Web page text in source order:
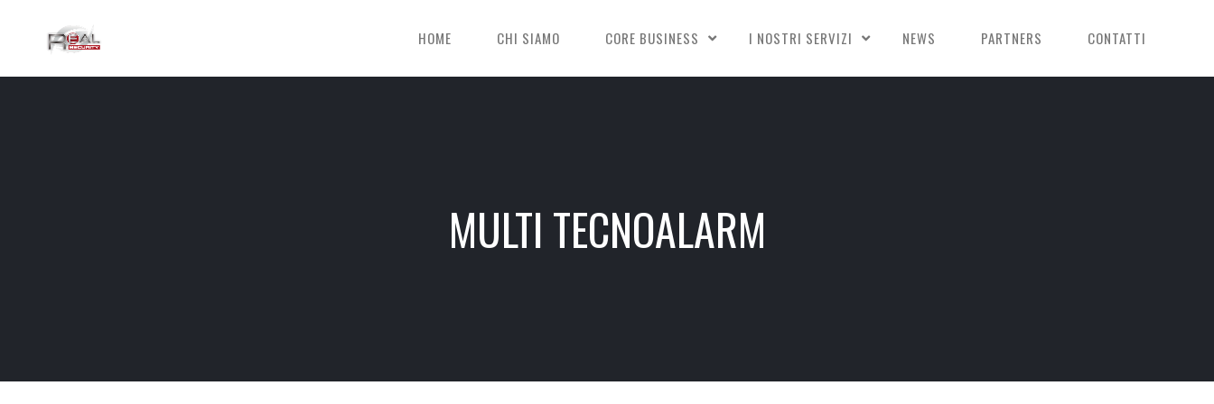
HOME CHI SIAMO CORE BUSINESS I NOSTRI SERVIZI NEWS PARTNERS CONTATTI
MULTI TECNOALARM